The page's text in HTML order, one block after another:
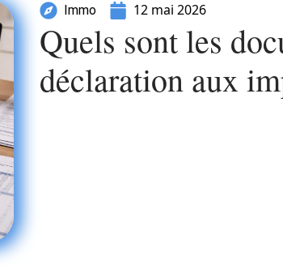
Immo 12 mai 2026
Quels sont les
déclaration aux